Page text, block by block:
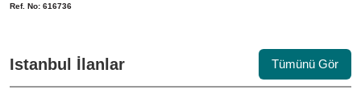
Ref. No: 616736
Istanbul İlanlar Tümünü Gör